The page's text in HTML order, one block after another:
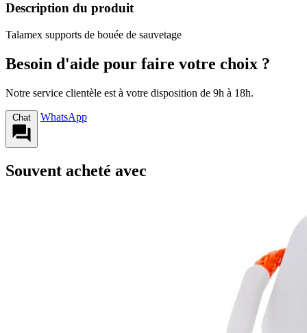
Description du produit
Talamex supports de bouée de sauvetage
Besoin d'aide pour faire votre choix ?
Notre service clientèle est à votre disposition de 9h à 18h.
Chat WhatsApp
Souvent acheté avec